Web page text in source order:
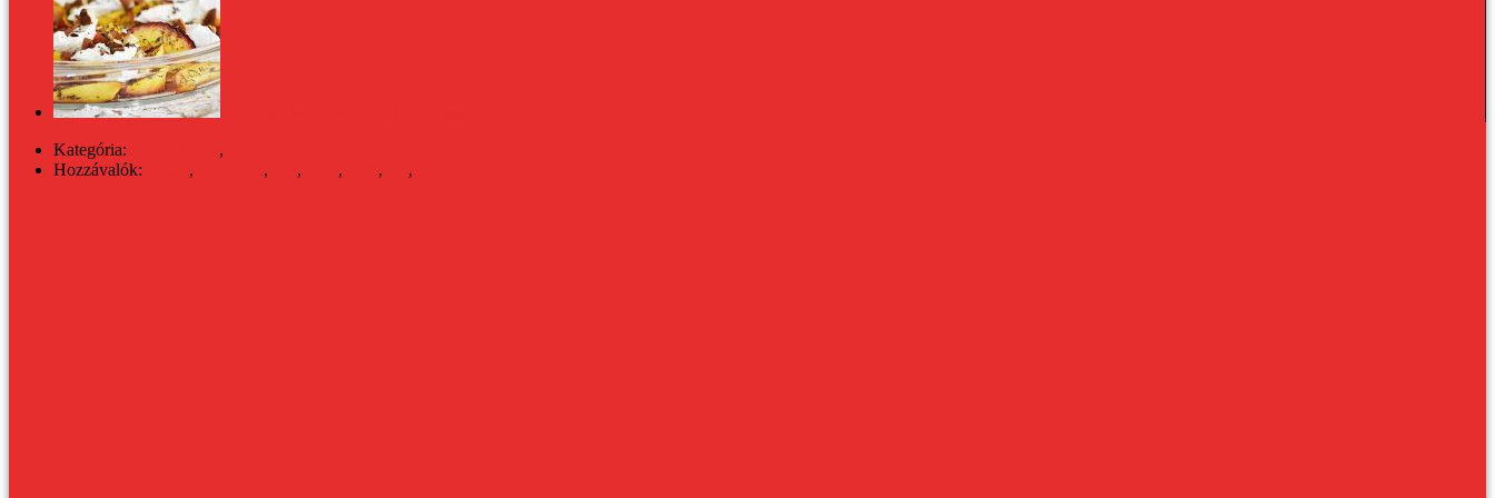
Kategória: ,
Hozzávalók:
, , , , , ,